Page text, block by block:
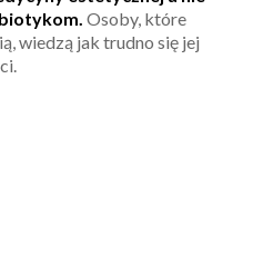
Osoby, które
wiedzą jak trudno się jej